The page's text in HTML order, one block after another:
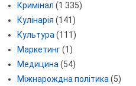
Кримінал (1 335)
Кулінарія (141)
Культура (111)
Маркетинг(1)
Медицина (54)
Міжнарождна політика (5)